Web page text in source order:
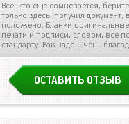
Все, кто еще сомневается,
только здесь: получил документ,
положено. Бланки
печати и подписи, словом, все по
стандарту. Как надо. Очень
ОСТАВИТЬ ОТЗЫВ